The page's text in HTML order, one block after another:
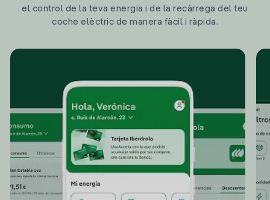
el control de la teva energia i de la recàrrega del teu
coche elèctric de manera fàcil i ràpida.